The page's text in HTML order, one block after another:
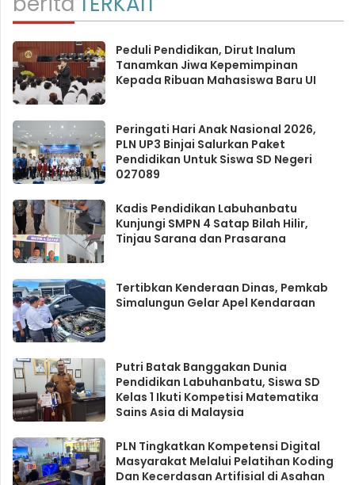
Peduli Pendidikan, Dirut Inalum
Tanamkan Jiwa Kepemimpinan
Kepada Ribuan Mahasiswa Baru UI
Peringati Hari Anak Nasional 2026,
PLN UP3 Binjai Salurkan Paket
Pendidikan Untuk Siswa SD Negeri
027089
Kadis Pendidikan Labuhanbatu
Kunjungi SMPN 4 Satap Bilah Hilir,
Tinjau Sarana dan Prasarana
Tertibkan Kenderaan Dinas, Pemkab
Simalungun Gelar Apel Kendaraan
Putri Batak Banggakan Dunia
Pendidikan Labuhanbatu, Siswa SD
Kelas 1 Ikuti Kompetisi Matematika
Sains Asia di Malaysia
PLN Tingkatkan Kompetensi Digital
Masyarakat Melalui Pelatihan Koding
Dan Kecerdasan Artifisial di Asahan